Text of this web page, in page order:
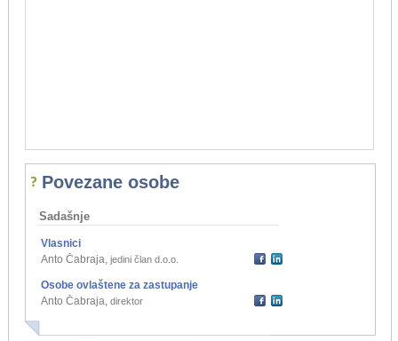
Povezane osobe
Sadašnje
Vlasnici
Anto Čabraja, jedini član d.o.o.
Osobe ovlaštene za zastupanje
Anto Čabraja, direktor